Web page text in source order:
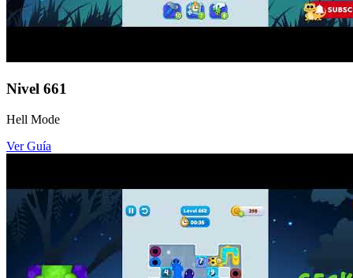
Nivel 661
Hell Mode
Ver Guía